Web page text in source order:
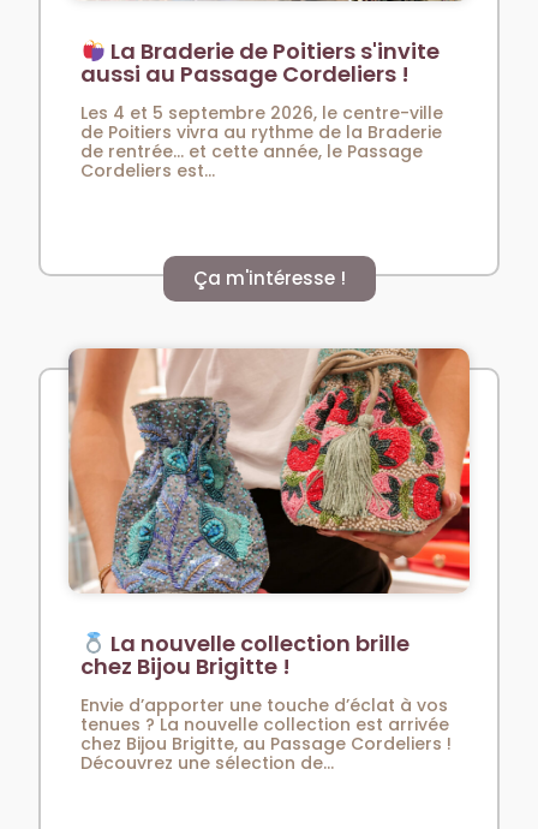
La Braderie de Poitiers s'invite
aussi au Passage Cordeliers !
Les 4 et 5 septembre 2026, le centre-ville
de Poitiers vivra au rythme de la Braderie
de rentrée… et cette année, le Passage
Cordeliers est...
Ça m'intéresse !
La nouvelle collection brille
chez Bijou Brigitte !
Envie d’apporter une touche d’éclat à vos
tenues ? La nouvelle collection est arrivée
chez Bijou Brigitte, au Passage Cordeliers !
Découvrez une sélection de...